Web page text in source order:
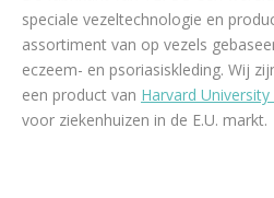
speciale vezeltechnologie en
assortiment van op vezels
eczeem- en psoriasiskleding. Wij
een product van Harvard
voor ziekenhuizen in de E.U. markt.